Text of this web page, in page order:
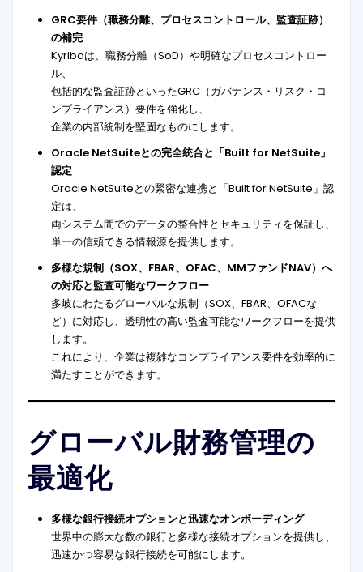
GRC要件（職務分離、プロセスコントロール、監査証跡）
の補完
Kyribaは、職務分離（SoD）や明確なプロセスコントロー
ル、
包括的な監査証跡といったGRC（ガバナンス・リスク・コ
ンプライアンス）要件を強化し、
企業の内部統制を堅固なものにします。
Oracle NetSuiteとの完全統合と「Built for NetSuite」
認定
Oracle NetSuiteとの緊密な連携と「Built for NetSuite」認
定は、
両システム間でのデータの整合性とセキュリティを保証し、
単一の信頼できる情報源を提供します。
多様な規制（SOX、FBAR、OFAC、MMファンドNAV）へ
の対応と監査可能なワークフロー
多岐にわたるグローバルな規制（SOX、FBAR、OFACな
ど）に対応し、透明性の高い監査可能なワークフローを提供
します。
これにより、企業は複雑なコンプライアンス要件を効率的に
満たすことができます。
グローバル財務管理の
最適化
多様な銀行接続オプションと迅速なオンボーディング
世界中の膨大な数の銀行と多様な接続オプションを提供し、
迅速かつ容易な銀行接続を可能にします。